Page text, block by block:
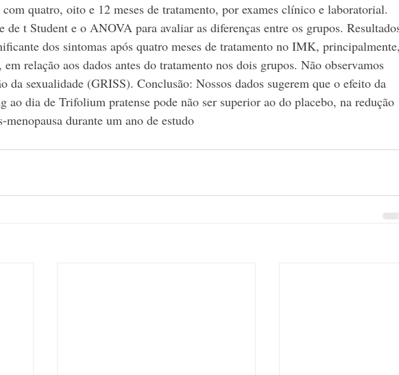
quatro, oito e 12 meses de tratamento, por exames clínico e laboratorial.
de t Student e o ANOVA para avaliar as diferenças entre os grupos.
dos sintomas após quatro meses de tratamento no IMK, principalmente,
em relação aos dados antes do tratamento nos dois grupos. Não observamos
da sexualidade (GRISS). Conclusão: Nossos dados sugerem que o efeito da
ao dia de Trifolium pratense pode não ser superior ao do placebo, na redução
menopausa durante um ano de estudo